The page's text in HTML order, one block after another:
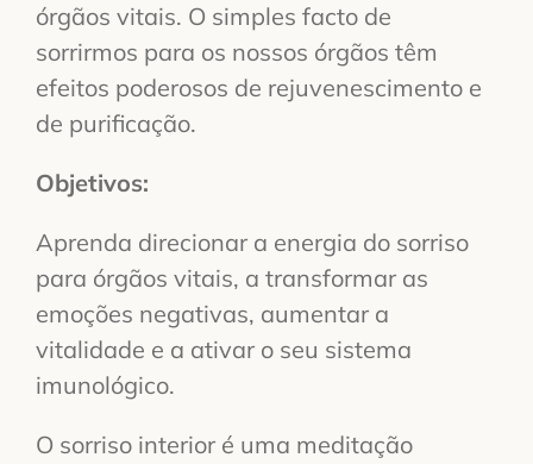
órgãos vitais. O simples facto de
sorrirmos para os nossos órgãos têm
efeitos poderosos de rejuvenescimento e
de purificação.
Objetivos:
Aprenda direcionar a energia do sorriso
para órgãos vitais, a transformar as
emoções negativas, aumentar a
vitalidade e a ativar o seu sistema
imunológico.
O sorriso interior é uma meditação